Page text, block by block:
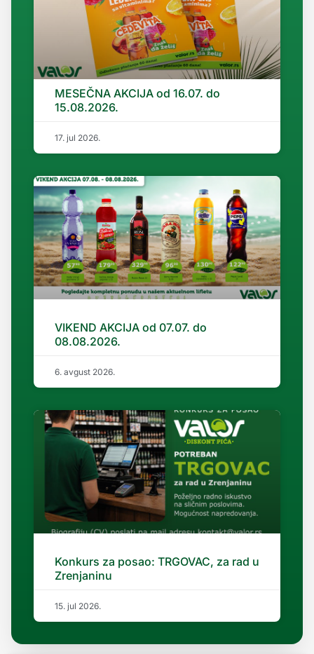
MESEČNA AKCIJA od 16.07. do
15.08.2026.
17. jul 2026.
VIKEND AKCIJA od 07.07. do
08.08.2026.
6. avgust 2026.
Konkurs za posao: TRGOVAC, za rad u
Zrenjaninu
15. jul 2026.